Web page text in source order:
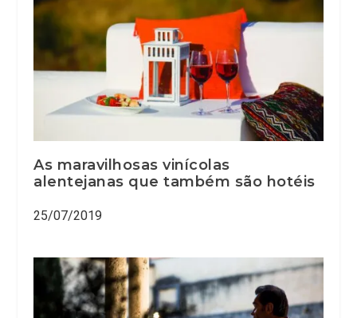
As maravilhosas vinícolas
alentejanas que também são hotéis
25/07/2019